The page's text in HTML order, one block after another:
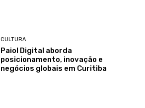
CULTURA
Paiol Digital aborda
posicionamento, inovação e
negócios globais em Curitiba